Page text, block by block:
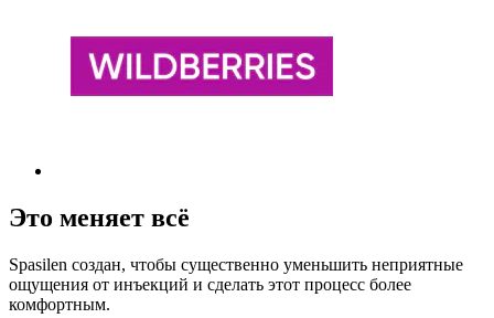
Это меняет всё
Spasilen создан, чтобы существенно уменьшить неприятные
ощущения от инъекций и сделать этот процесс более
комфортным.